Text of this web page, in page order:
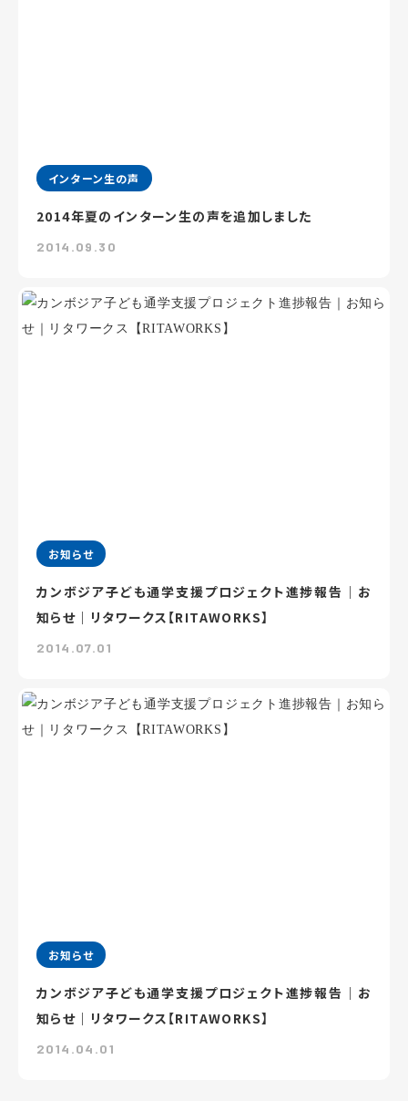
インターン生の声
2014年夏のインターン生の声を追加しました
2014.09.30
お知らせ
カンボジア子ども通学支援プロジェクト進捗報告｜お
知らせ｜リタワークス【RITAWORKS】
2014.07.01
お知らせ
カンボジア子ども通学支援プロジェクト進捗報告｜お
知らせ｜リタワークス【RITAWORKS】
2014.04.01